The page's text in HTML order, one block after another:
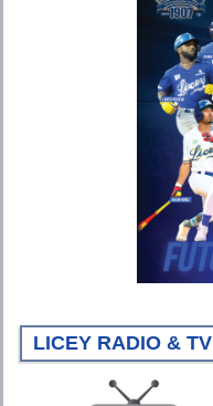
LICEY RADIO & TV